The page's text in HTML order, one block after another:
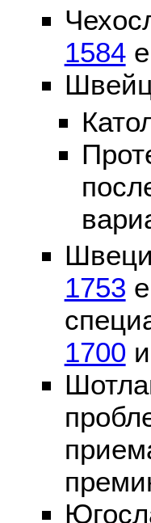
1584е
1753
1700 и